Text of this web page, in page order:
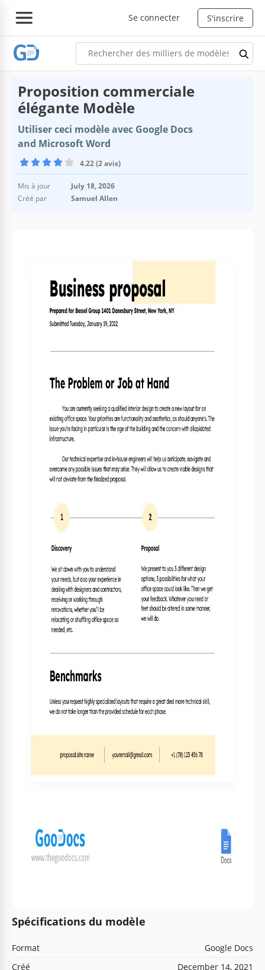
Se connecter S'inscrire
Proposition commerciale
élégante Modèle
Utiliser ceci modèle avec Google Docs
and Microsoft Word
4.22 (2 avis)
Mis à jour
July 18, 2026
Créé par
Samuel Allen
Spécifications du modèle
Format
Google Docs
Créé
December 14, 2021